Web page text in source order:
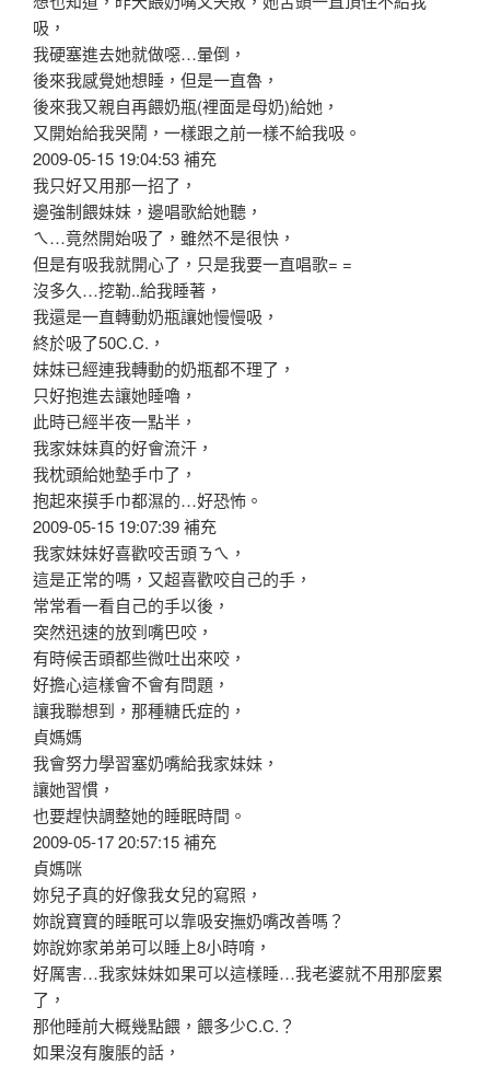
吸，
我硬塞進去她就做噁…暈倒，
後來我感覺她想睡，但是一直魯，
後來我又親自再餵奶瓶(裡面是母奶)給她，
又開始給我哭鬧，一樣跟之前一樣不給我吸。
2009-05-15 19:04:53 補充
我只好又用那一招了，
邊強制餵妹妹，邊唱歌給她聽，
ㄟ…竟然開始吸了，雖然不是很快，
但是有吸我就開心了，只是我要一直唱歌= =
沒多久…挖勒..給我睡著，
我還是一直轉動奶瓶讓她慢慢吸，
終於吸了50C.C.，
妹妹已經連我轉動的奶瓶都不理了，
只好抱進去讓她睡嚕，
此時已經半夜一點半，
我家妹妹真的好會流汗，
我枕頭給她墊手巾了，
抱起來摸手巾都濕的…好恐怖。
2009-05-15 19:07:39 補充
我家妹妹好喜歡咬舌頭ㄋㄟ，
這是正常的嗎，又超喜歡咬自己的手，
常常看一看自己的手以後，
突然迅速的放到嘴巴咬，
有時候舌頭都些微吐出來咬，
好擔心這樣會不會有問題，
讓我聯想到，那種糖氏症的，
貞媽媽
我會努力學習塞奶嘴給我家妹妹，
讓她習慣，
也要趕快調整她的睡眠時間。
2009-05-17 20:57:15 補充
貞媽咪
妳兒子真的好像我女兒的寫照，
妳說寶寶的睡眠可以靠吸安撫奶嘴改善嗎？
妳說妳家弟弟可以睡上8小時唷，
好厲害…我家妹妹如果可以這樣睡…我老婆就不用那麼累
了，
那他睡前大概幾點餵，餵多少C.C.？
如果沒有腹脹的話，